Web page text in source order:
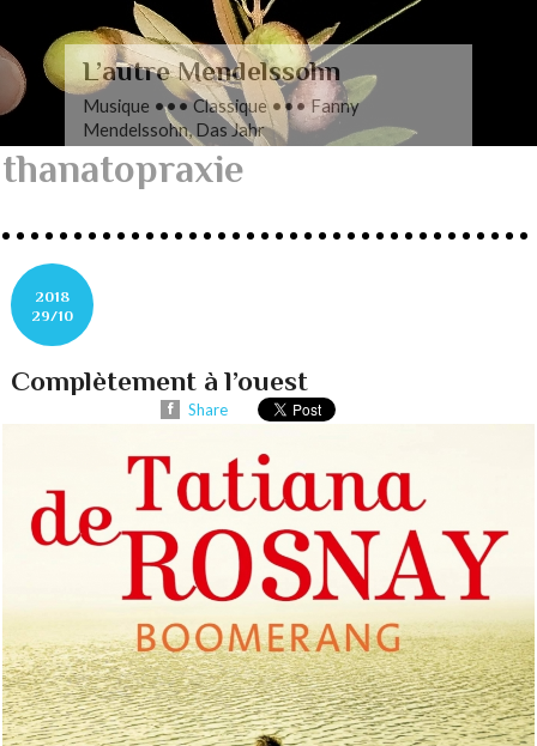
L’autre Mendelssohn
Musique ••• Classique ••• Fanny
Mendelssohn, Das Jahr
thanatopraxie
2018
29/10
Complètement à l’ouest
Share